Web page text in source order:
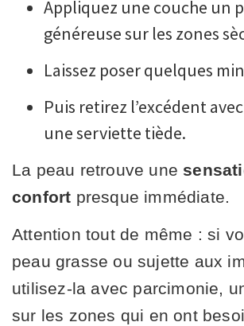
Appliquez une couche un
généreuse sur les zones
Laissez poser quelques
Puis retirez l’excédent
une serviette tiède.
La peau retrouve une
confort presque immédiate.
Attention tout de même : si
peau grasse ou sujette aux
utilisez-la avec parcimonie,
sur les zones qui en ont